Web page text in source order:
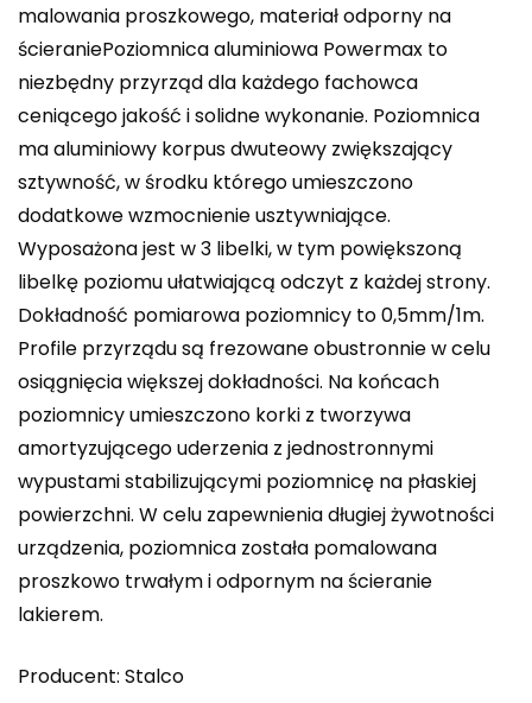
malowania proszkowego, materiał odporny na
ścieraniePoziomnica aluminiowa Powermax to
niezbędny przyrząd dla każdego fachowca
ceniącego jakość i solidne wykonanie. Poziomnica
ma aluminiowy korpus dwuteowy zwiększający
sztywność, w środku którego umieszczono
dodatkowe wzmocnienie usztywniające.
Wyposażona jest w 3 libelki, w tym powiększoną
libelkę poziomu ułatwiającą odczyt z każdej strony.
Dokładność pomiarowa poziomnicy to 0,5mm/1m.
Profile przyrządu są frezowane obustronnie w celu
osiągnięcia większej dokładności. Na końcach
poziomnicy umieszczono korki z tworzywa
amortyzującego uderzenia z jednostronnymi
wypustami stabilizującymi poziomnicę na płaskiej
powierzchni. W celu zapewnienia długiej żywotności
urządzenia, poziomnica została pomalowana
proszkowo trwałym i odpornym na ścieranie
lakierem.
Producent: Stalco